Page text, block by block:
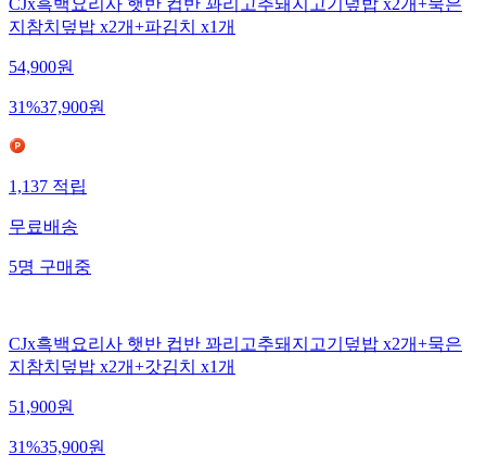
CJx흑백요리사 햇반 컵반 꽈리고추돼지고기덮밥 x2개+묵은
지참치덮밥 x2개+파김치 x1개
54,900원
31%37,900원
1,137적립
무료배송
5명구매중
CJx흑백요리사 햇반 컵반 꽈리고추돼지고기덮밥 x2개+묵은
지참치덮밥 x2개+갓김치 x1개
51,900원